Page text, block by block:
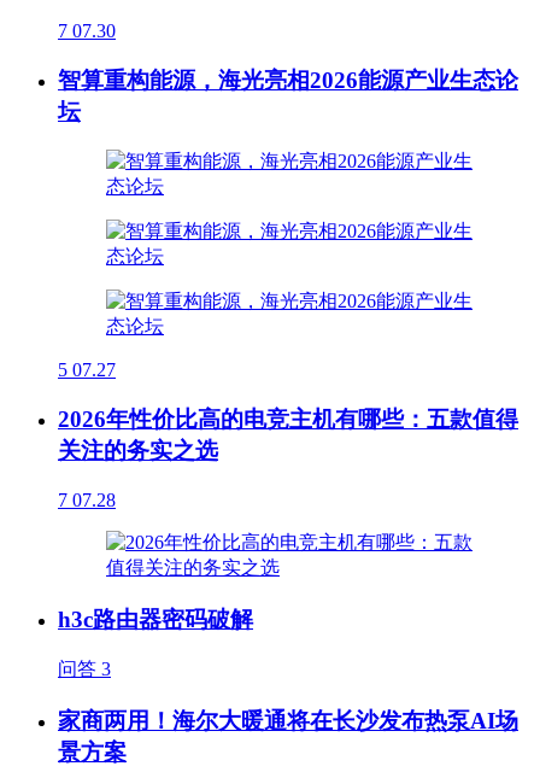
7 07.30
智算重构能源，海光亮相2026能源产业生态论
坛
5 07.27
2026年性价比高的电竞主机有哪些：五款值得
关注的务实之选
7 07.28
h3c路由器密码破解
问答 3
家商两用！海尔大暖通将在长沙发布热泵AI场
景方案